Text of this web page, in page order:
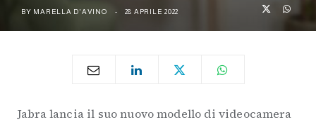
BY MARELLA D'AVINO 28 APRILE 2022
Jabra lancia il suo nuovo modello di videocamera